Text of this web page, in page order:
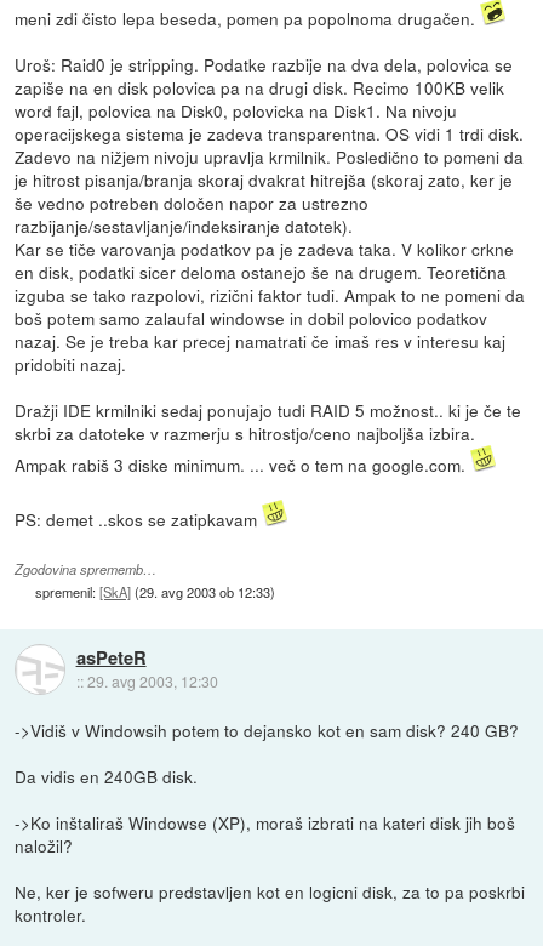
meni zdi čisto lepa beseda, pomen pa popolnoma drugačen.
Uroš: Raid0 je stripping. Podatke razbije na dva dela, polovica se
zapiše na en disk polovica pa na drugi disk. Recimo 100KB velik
word fajl, polovica na Disk0, polovicka na Disk1. Na nivoju
operacijskega sistema je zadeva transparentna. OS vidi 1 trdi disk.
Zadevo na nižjem nivoju upravlja krmilnik. Posledično to pomeni da
je hitrost pisanja/branja skoraj dvakrat hitrejša (skoraj zato, ker je
še vedno potreben določen napor za ustrezno
razbijanje/sestavljanje/indeksiranje datotek).
Kar se tiče varovanja podatkov pa je zadeva taka. V kolikor crkne
en disk, podatki sicer deloma ostanejo še na drugem. Teoretična
izguba se tako razpolovi, rizični faktor tudi. Ampak to ne pomeni da
boš potem samo zalaufal windowse in dobil polovico podatkov
nazaj. Se je treba kar precej namatrati če imaš res v interesu kaj
pridobiti nazaj.
Dražji IDE krmilniki sedaj ponujajo tudi RAID 5 možnost.. ki je če te
skrbi za datoteke v razmerju s hitrostjo/ceno najboljša izbira.
Ampak rabiš 3 diske minimum. ... več o tem na google.com.
PS: demet ..skos se zatipkavam
Zgodovina sprememb…
spremenil:[SkA](29. avg 2003 ob 12:33)
asPeteR
::29. avg 2003, 12:30
->Vidiš v Windowsih potem to dejansko kot en sam disk? 240 GB?
Da vidis en 240GB disk.
->Ko inštaliraš Windowse (XP), moraš izbrati na kateri disk jih boš
naložil?
Ne, ker je sofweru predstavljen kot en logicni disk, za to pa poskrbi
kontroler.